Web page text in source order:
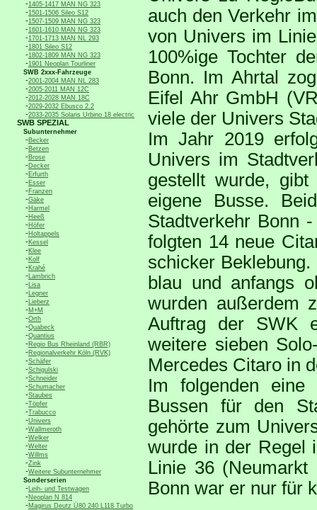
-1405-1417 MAN NG 323
-1501-1506 Sileo S12
-1507-1509 MAN NG 323
-1601-1610 MAN NG 323
-1701-1713 MAN NL 293
-1801 Sileo S12
-1802-1809 MAN NG 323
-1901 Neoplan Tourliner
SWB 2xxx-Fahrzeuge
-2001-2004 MAN NL 283
-2005-2011 MAN 12C
-2012-2028 MAN 18C
-2029-2032 Ebusco 2.2
-2033-2035 Solaris Urbino 18 electric
SWB SPEZIAL
Subunternehmer
-Becker
-Betzen
-Brose
-Decker
-Erfurth
-Esser
-Franzen
-Gäke
-Harmel
-Heeß
-Höfer
-Holtappels
-Kessel
-Klee
-Kolf
-Krahé
-Lambrich
-Lisa
-Legner
-Lieberz
-M+M
-Orth
-Quabeck
-Quantius
-Regio Bus Rheinland (RBR)
-Regionalverkehr Köln (RVK)
-Schäfer
-Schigulski
-Schneider
-Schumacher
-Staubes
-Töpfer
-Trabucco
-Univers
-Wallmeroth
-Welker
-Welter
-Willms
-Zink
-Weitere Subunternehmer
Sonderserien
-Leih- und Testwagen
-Neoplan N 814
-Magirus Deutz Ü80 240 L118 Turbo
auch den Verkehr
von Univers im
100%ige Tochter
Bonn. Im Ahrtal
Eifel Ahr GmbH
viele der Univers
Im Jahr 2019
Univers im
gestellt wurde,
eigene Busse.
Stadtverkehr Bonn
folgten 14 neue
schicker
blau und anfangs
wurden außerdem
Auftrag der SWK
weitere sieben
Mercedes Citaro in
Im folgenden eine
Bussen für den
gehörte zum
wurde in der Regel
Linie 36
Bonn war er nur für